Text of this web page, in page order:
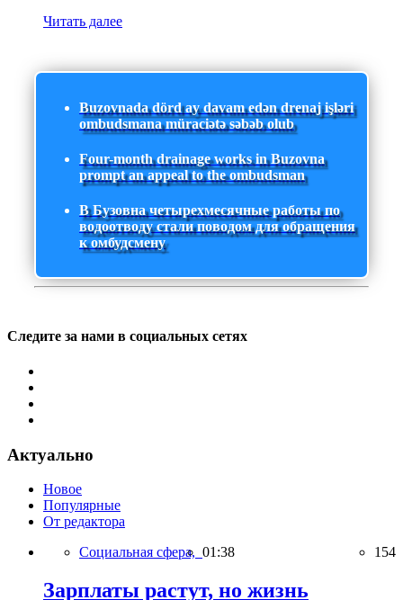
Читать далее
Buzovnada dörd ay davam edən drenaj işləri
ombudsmana müraciətə səbəb olub
Four-month drainage works in Buzovna
prompt an appeal to the ombudsman
В Бузовна четырехмесячные работы по
водоотводу стали поводом для обращения
к омбудсмену
Следите за нами в социальных сетях
Актуально
Новое
Популярные
От редактора
Социальная сфера, 01:38 154
Зарплаты растут, но жизнь